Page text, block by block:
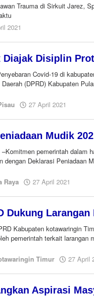
Trauma di Sirkuit Jarez,
2021
kaltengonline.com
Diajak Disiplin
Covid-19 di
(DPRD) Kabupaten
27 April 2021
Mudik
pemerintah dalam
dengan Deklarasi Peniadaan
Raya 27 April 2021
Dukung Larangan
Kabupaten kotawaringin
pemerintah terkait larangan
Timur 27 April
Aspirasi